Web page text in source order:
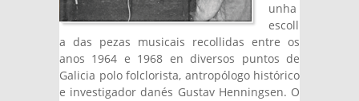
unha
escoll
a das pezas musicais recollidas entre os
anos 1964 e 1968 en diversos puntos de
Galicia polo folclorista, antropólogo histórico
e investigador danés Gustav Henningsen. O